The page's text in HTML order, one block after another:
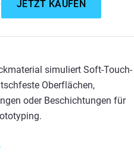
JETZT KAUFEN
simuliert Soft-Touch-
Oberflächen,
oder Beschichtungen für